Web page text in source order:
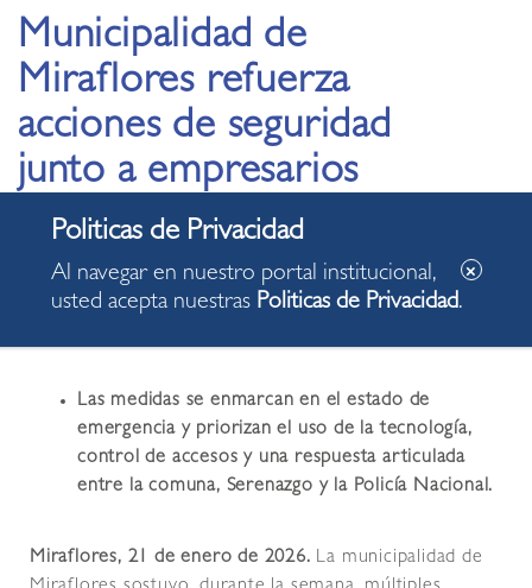
Municipalidad de
Miraflores refuerza
acciones de seguridad
junto a empresarios
del entretenimiento
nocturno
Las medidas se enmarcan en el estado de
emergencia y priorizan el uso de la tecnología,
control de accesos y una respuesta articulada
entre la comuna, Serenazgo y la Policía Nacional.
Miraflores, 21 de enero de 2026. La municipalidad de
Al navegar en nuestro portal institucional,
usted acepta nuestras Politicas de Privacidad.